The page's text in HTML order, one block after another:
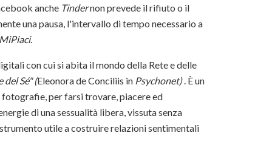
anche Tindernon prevede il rifiuto o il
una pausa, l'intervallo di tempo necessario a
.
con cui si abita il mondo della Rete e delle
Sé" (Eleonora de Conciliis in Psychonet). È un
per farsi trovare, piacere ed
di una sessualità libera, vissuta senza
utile a costruire relazioni sentimentali